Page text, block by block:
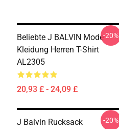
Beliebte J BALVIN Mode
Kleidung Herren T-Shirt
AL2305
20,93 £ - 24,09 £
-20%
J Balvin Rucksack -20%